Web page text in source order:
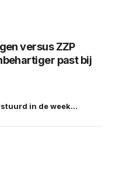
versus ZZP
past bij
in de week…